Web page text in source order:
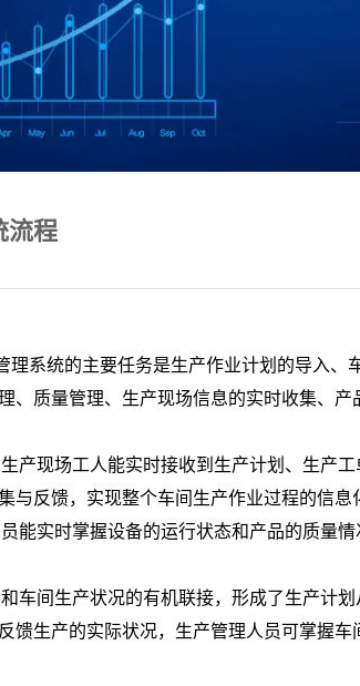
流程
系统的主要任务是生产作业计划的导入、
、质量管理、生产现场信息的实时收集、产
现场工人能实时接收到生产计划、生产工
与反馈，实现整个车间生产作业过程的信息
实时掌握设备的运行状态和产品的质量情
间生产状况的有机联接，形成了生产计划
馈生产的实际状况，生产管理人员可掌握